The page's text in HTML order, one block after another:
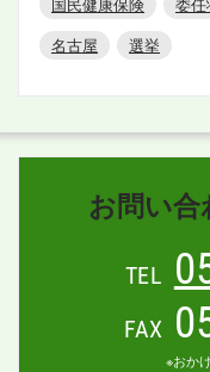
名古屋
選挙
お問い
TEL
FAX
※おか